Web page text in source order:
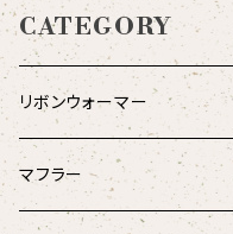
CATEGORY
リボンウォーマー
リバーシブル
マフラー